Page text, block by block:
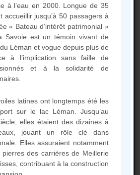
active à la vie
pour des tâches
et commerciales,
de maintenance de la
navigation.
d’été.
de formation en ligne.
à la première
à l’eau en 2000. Longue de 35
accueillir jusqu’à 50 passagers à
« Bateau d’intérêt patrimonial »
Savoie est un témoin vivant de
Léman et vogue depuis plus de
à l’implication sans faille de
et à la solidarité de
latines ont longtemps été les
sur le lac Léman. Jusqu’au
elles étaient des dizaines à
jouant un rôle clé dans
Elles assuraient notamment
des carrières de Meillerie
contribuant à la construction